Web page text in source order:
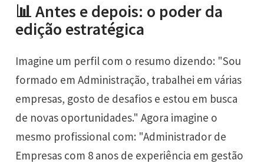
📊 Antes e depois: o poder da
edição estratégica
Imagine um perfil com o resumo dizendo: "Sou
formado em Administração, trabalhei em várias
empresas, gosto de desafios e estou em busca
de novas oportunidades." Agora imagine o
mesmo profissional com: "Administrador de
Empresas com 8 anos de experiência em gestão